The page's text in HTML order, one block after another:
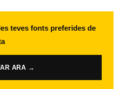
teves fonts preferides de
ARA →